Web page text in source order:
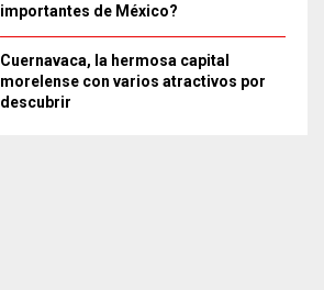
importantes de México?
Cuernavaca, la hermosa capital
morelense con varios atractivos por
descubrir